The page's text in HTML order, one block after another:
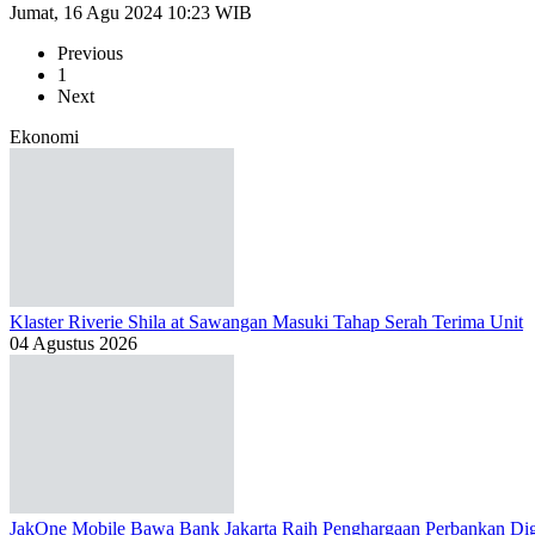
Jumat, 16 Agu 2024 10:23 WIB
Previous
1
Next
Ekonomi
Klaster Riverie Shila at Sawangan Masuki Tahap Serah Terima Unit
04 Agustus 2026
JakOne Mobile Bawa Bank Jakarta Raih Penghargaan Perbankan